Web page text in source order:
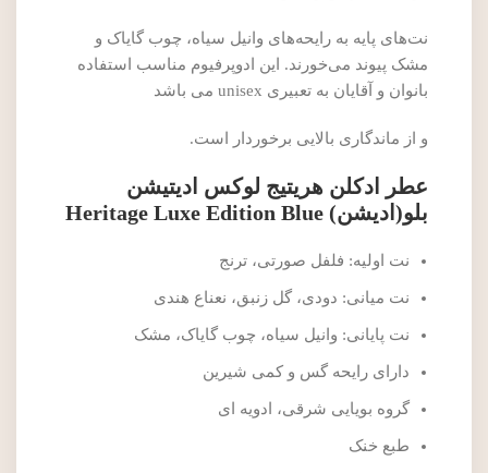
نت‌های پایه به رایحه‌های وانیل سیاه، چوب گایاک و
مشک پیوند می‌خورند. این ادوپرفیوم مناسب استفاده
بانوان و آقایان به تعبیری unisex می باشد
و از ماندگاری بالایی برخوردار است.
عطر ادکلن هریتیج لوکس ادیتیشن
بلو(ادیشن) Heritage Luxe Edition Blue
نت اولیه: فلفل صورتی، ترنج
نت میانی: دودی، گل زنبق، نعناع هندی
نت پایانی: وانیل سیاه، چوب گایاک، مشک
دارای رایحه گس و کمی شیرین
گروه بویایی شرقی، ادویه ای
طبع خنک